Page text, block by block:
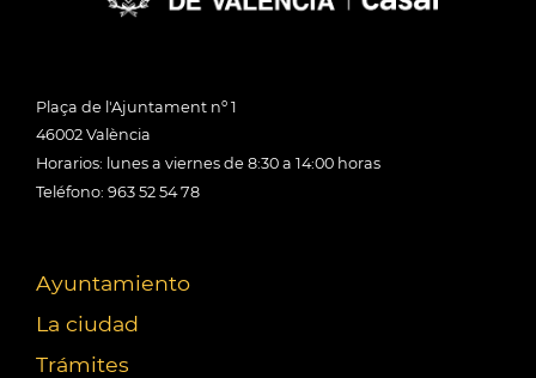
Plaça de l'Ajuntament nº 1
46002 València
Horarios: lunes a viernes de 8:30 a 14:00 horas
Teléfono: 963 52 54 78
Ayuntamiento
La ciudad
Trámites